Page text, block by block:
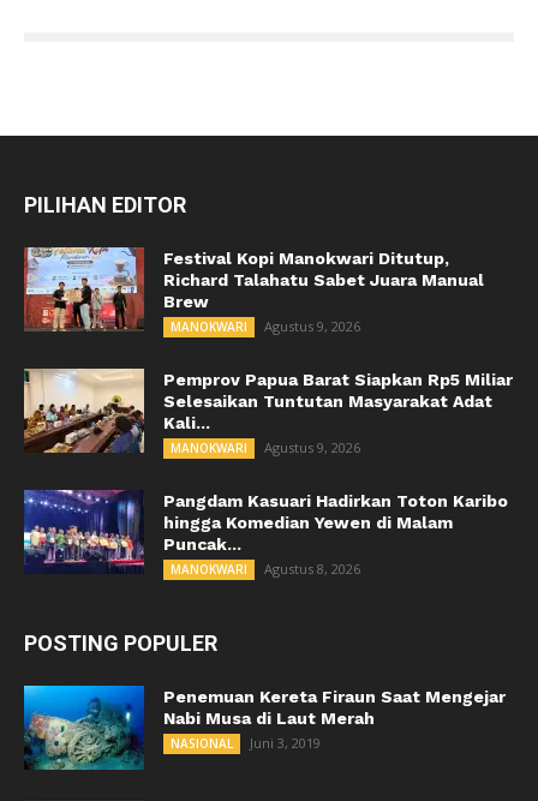
PILIHAN EDITOR
Festival Kopi Manokwari Ditutup,
Richard Talahatu Sabet Juara Manual
Brew
MANOKWARI Agustus 9, 2026
Pemprov Papua Barat Siapkan Rp5 Miliar
Selesaikan Tuntutan Masyarakat Adat
Kali...
MANOKWARI Agustus 9, 2026
Pangdam Kasuari Hadirkan Toton Karibo
hingga Komedian Yewen di Malam
Puncak...
MANOKWARI Agustus 8, 2026
POSTING POPULER
Penemuan Kereta Firaun Saat Mengejar
Nabi Musa di Laut Merah
NASIONAL Juni 3, 2019